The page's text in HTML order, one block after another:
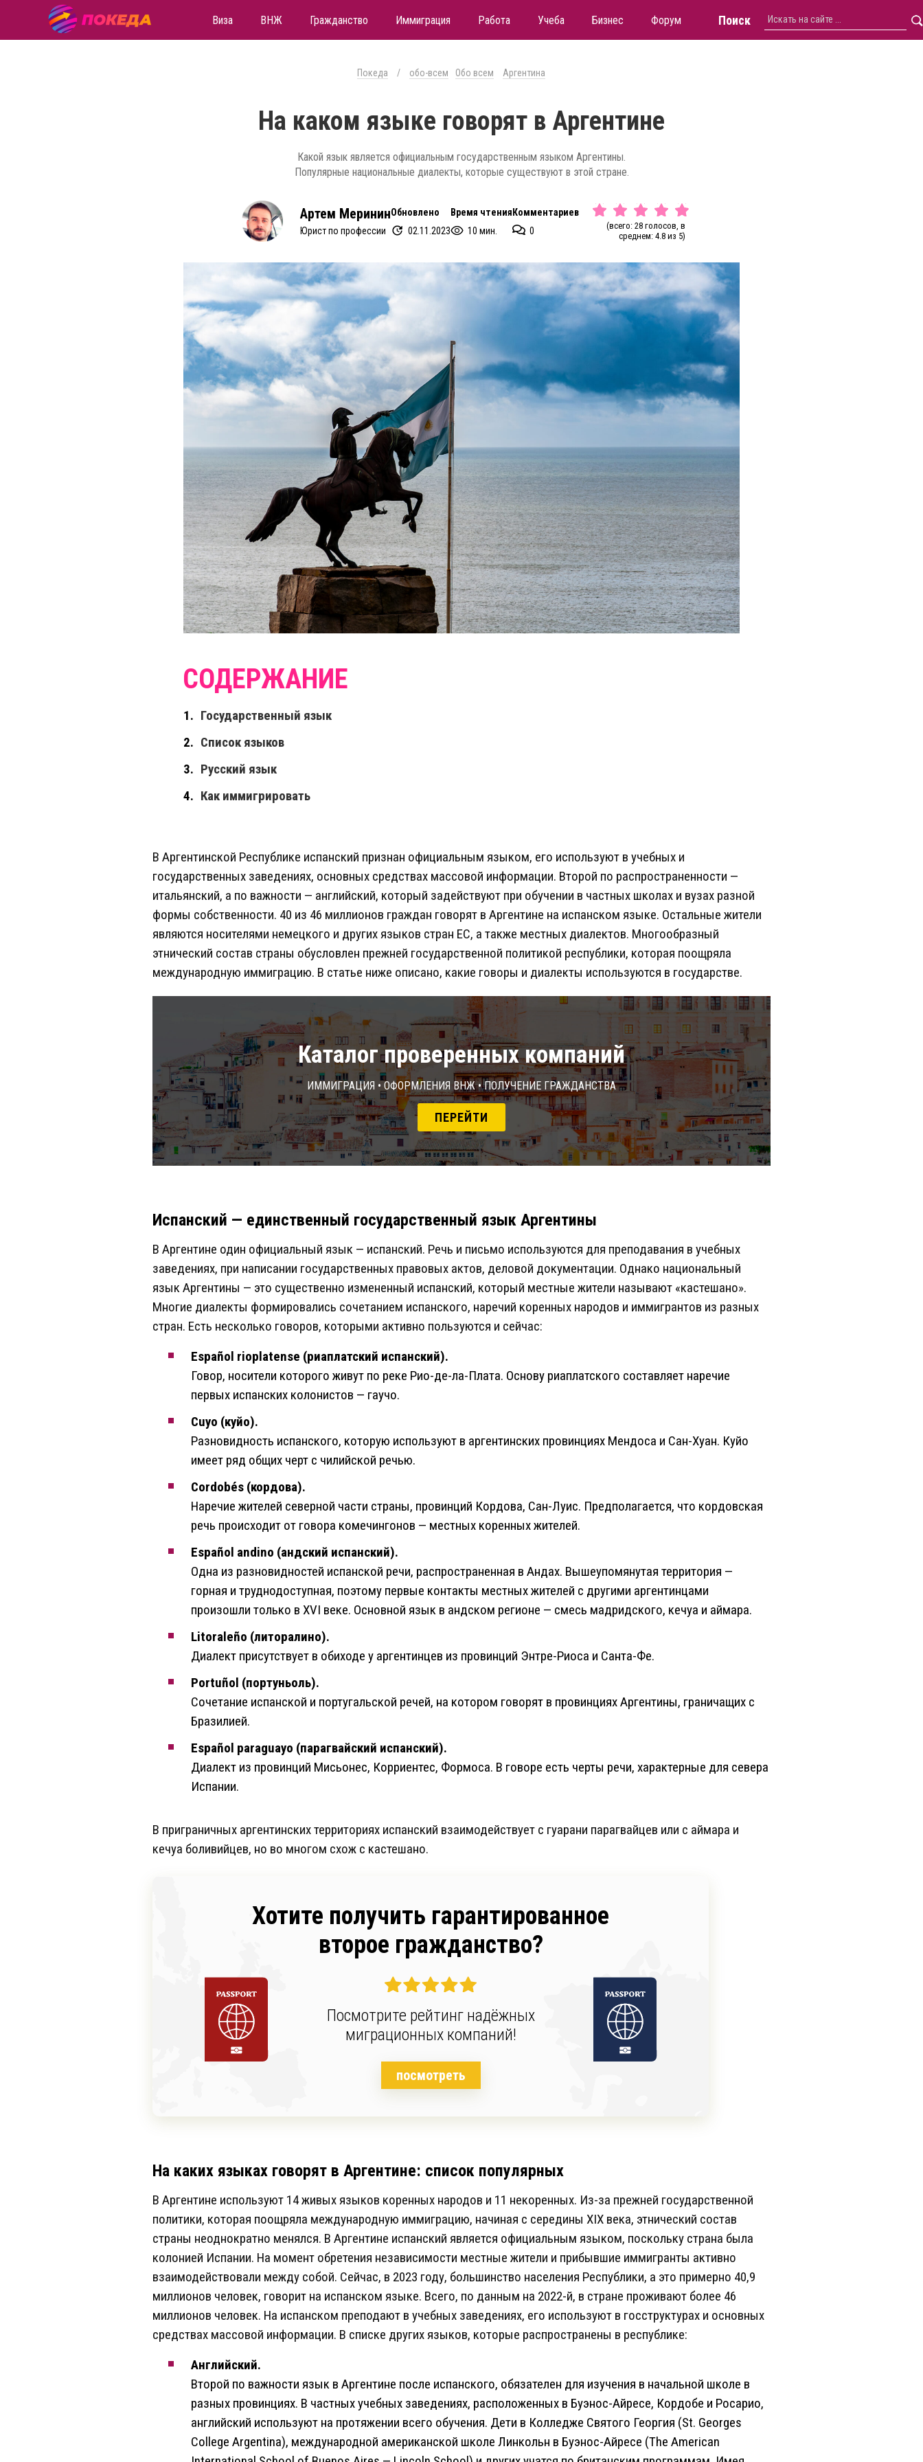
Виза ВНЖ Гражданство Иммиграция Работа Учеба Бизнес Форум Поиск
Покеда / обо-всем Обо всем Аргентина
На каком языке говорят в Аргентине
Какой язык является официальным государственным языком Аргентины.
Популярные национальные диалекты, которые существуют в этой стране.
Артем Меринин
Юрист по профессии
Обновлено
02.11.2023
Время чтения
10 мин.
Комментариев
0
(всего: 28 голосов, в
среднем: 4.8 из 5)
Государственный язык
Список языков
Русский язык
Как иммигрировать
В Аргентинской Республике испанский признан официальным языком, его используют в учебных и
государственных заведениях, основных средствах массовой информации. Второй по распространенности —
итальянский, а по важности — английский, который задействуют при обучении в частных школах и вузах разной
формы собственности. 40 из 46 миллионов граждан говорят в Аргентине на испанском языке. Остальные жители
являются носителями немецкого и других языков стран ЕС, а также местных диалектов. Многообразный
этнический состав страны обусловлен прежней государственной политикой республики, которая поощряла
международную иммиграцию. В статье ниже описано, какие говоры и диалекты используются в государстве.
Каталог проверенных компаний
Иммиграция • Оформления ВНЖ • Получение гражданства
ПЕРЕЙТИ
Испанский — единственный государственный язык Аргентины
В Аргентине один официальный язык — испанский. Речь и письмо используются для преподавания в учебных
заведениях, при написании государственных правовых актов, деловой документации. Однако национальный
язык Аргентины — это существенно измененный испанский, который местные жители называют «кастешано».
Многие диалекты формировались сочетанием испанского, наречий коренных народов и иммигрантов из разных
стран. Есть несколько говоров, которыми активно пользуются и сейчас:
Español rioplatense (риаплатский испанский).
Говор, носители которого живут по реке Рио-де-ла-Плата. Основу риаплатского составляет наречие
первых испанских колонистов — гаучо.
Cuyo (куйо).
Разновидность испанского, которую используют в аргентинских провинциях Мендоса и Сан-Хуан. Куйо
имеет ряд общих черт с чилийской речью.
Cordobés (кордова).
Наречие жителей северной части страны, провинций Кордова, Сан-Луис. Предполагается, что кордовская
речь происходит от говора комечингонов — местных коренных жителей.
Español andino (андский испанский).
Одна из разновидностей испанской речи, распространенная в Андах. Вышеупомянутая территория —
горная и труднодоступная, поэтому первые контакты местных жителей с другими аргентинцами
произошли только в XVI веке. Основной язык в андском регионе — смесь мадридского, кечуа и аймара.
Litoraleño (литоралино).
Диалект присутствует в обиходе у аргентинцев из провинций Энтре-Риоса и Санта-Фе.
Portuñol (портуньоль).
Сочетание испанской и португальской речей, на котором говорят в провинциях Аргентины, граничащих с
Бразилией.
Español paraguayo (парагвайский испанский).
Диалект из провинций Мисьонес, Корриентес, Формоса. В говоре есть черты речи, характерные для севера
Испании.
В приграничных аргентинских территориях испанский взаимодействует с гуарани парагвайцев или с аймара и
кечуа боливийцев, но во многом схож с кастешано.
Хотите получить гарантированное
второе гражданство?
Посмотрите рейтинг надёжных
миграционных компаний!
посмотреть
На каких языках говорят в Аргентине: список популярных
В Аргентине используют 14 живых языков коренных народов и 11 некоренных. Из-за прежней государственной
политики, которая поощряла международную иммиграцию, начиная с середины ХІХ века, этнический состав
страны неоднократно менялся. В Аргентине испанский является официальным языком, поскольку страна была
колонией Испании. На момент обретения независимости местные жители и прибывшие иммигранты активно
взаимодействовали между собой. Сейчас, в 2023 году, большинство населения Республики, а это примерно 40,9
миллионов человек, говорит на испанском языке. Всего, по данным на 2022-й, в стране проживают более 46
миллионов человек. На испанском преподают в учебных заведениях, его используют в госструктурах и основных
средствах массовой информации. В списке других языков, которые распространены в республике:
Английский.
Второй по важности язык в Аргентине после испанского, обязателен для изучения в начальной школе в
разных провинциях. В частных учебных заведениях, расположенных в Буэнос-Айресе, Кордобе и Росарио,
английский используют на протяжении всего обучения. Дети в Колледже Святого Георгия (St. Georges
College Argentina), международной американской школе Линкольн в Буэнос-Айресе (The American